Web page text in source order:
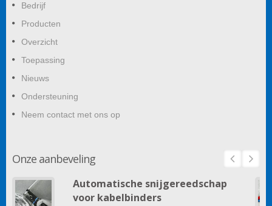
Bedrijf
Producten
Overzicht
Toepassing
Nieuws
Ondersteuning
Neem contact met ons op
Onze aanbeveling
Automatische snijgereedschap
voor kabelbinders